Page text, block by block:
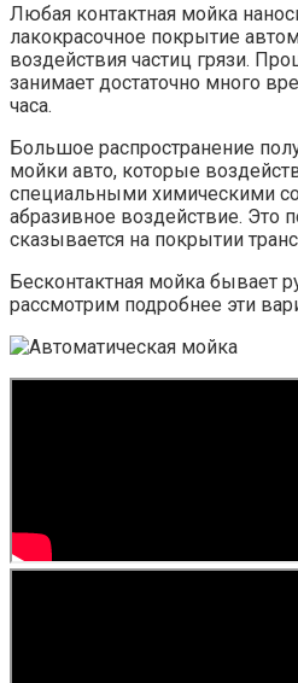
Любая контактная мойка
лакокрасочное покрытие
воздействия частиц грязи.
занимает достаточно много
часа.
Большое распространение
мойки авто, которые
специальными химическими
абразивное воздействие. Это
сказывается на покрытии
Бесконтактная мойка бывает
рассмотрим подробнее эти